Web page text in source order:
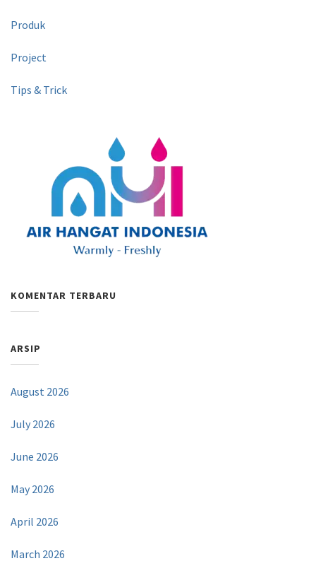
Produk
Project
Tips & Trick
KOMENTAR TERBARU
ARSIP
August 2026
July 2026
June 2026
May 2026
April 2026
March 2026